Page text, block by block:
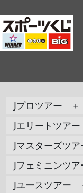
Jプロツアー ＋
Jエリートツア
Jマスターズツ
Jフェミニンツ
Jユースツアー